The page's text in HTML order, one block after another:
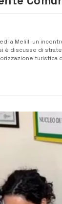
a Melilli un
è discusso di
turistica
parte